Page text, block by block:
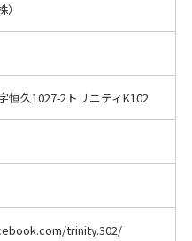
恒久1027-2トリニティK102
trinity.302/